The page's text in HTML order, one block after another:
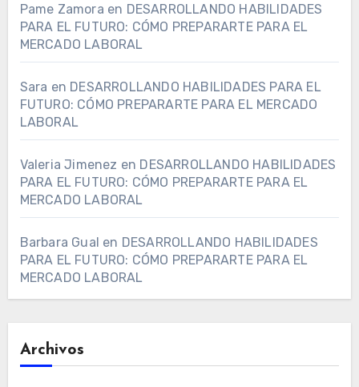
Pame Zamora en DESARROLLANDO HABILIDADES
PARA EL FUTURO: CÓMO PREPARARTE PARA EL
MERCADO LABORAL
Sara en DESARROLLANDO HABILIDADES PARA EL
FUTURO: CÓMO PREPARARTE PARA EL MERCADO
LABORAL
Valeria Jimenez en DESARROLLANDO HABILIDADES
PARA EL FUTURO: CÓMO PREPARARTE PARA EL
MERCADO LABORAL
Barbara Gual en DESARROLLANDO HABILIDADES
PARA EL FUTURO: CÓMO PREPARARTE PARA EL
MERCADO LABORAL
Archivos